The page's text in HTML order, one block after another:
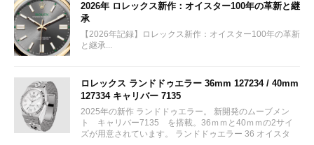
2026年 ロレックス新作：オイスター100年の革新と継
承
【2026年記録】ロレックス新作：オイスター100年の革新
と継承...
ロレックス ランドドゥエラー 36mm 127234 / 40mm
127334 キャリバー 7135
2025年の新作 ランドドゥエラー。 新開発のムーブメン
ト キャリバー7135 を搭載。36ｍｍと40ｍｍの2サイ
ズが用意されています。 ランドドゥエラー 36 オイスタ